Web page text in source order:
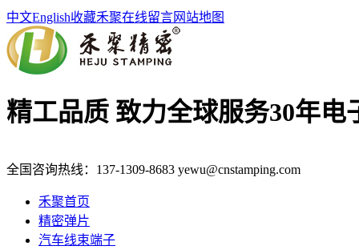
中文English收藏禾聚在线留言网站地图
精工品质 致力全球服务30年电
全国咨询热线： 137-1309-8683 yewu@cnstamping.com
禾聚首页
精密弹片
汽车线束端子